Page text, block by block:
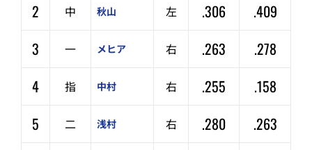
2
中 秋山 左 .306
.409
3
一 メヒア 右 .263
.278
4
指 中村 右 .255
.158
5
二 浅村 右 .280
.263